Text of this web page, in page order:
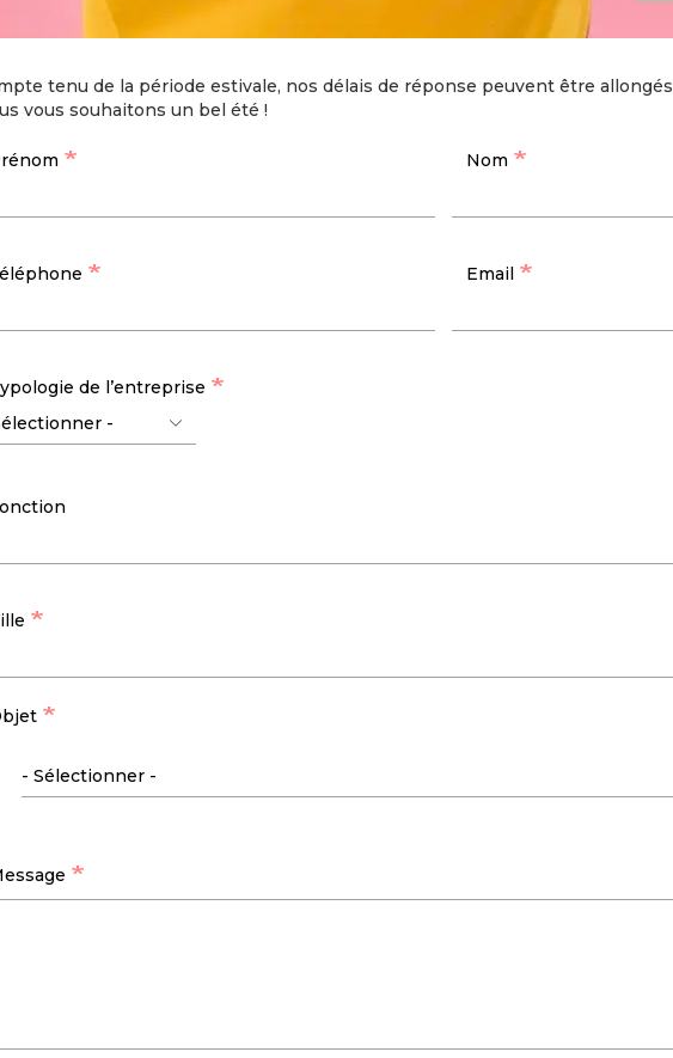
tenu de la période estivale, nos délais de réponse peuvent être allongés
vous souhaitons un bel été !
Nom
Email
de l’entreprise